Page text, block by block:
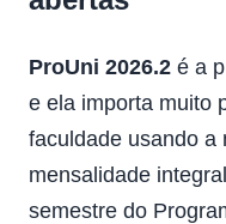
ProUni 2026.2 é a
e ela importa muito
faculdade usando a
mensalidade
semestre do